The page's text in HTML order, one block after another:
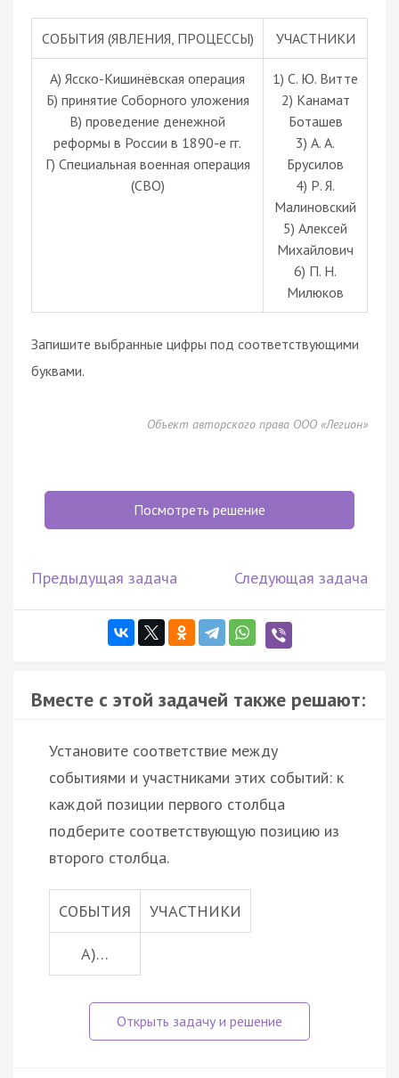
СОБЫТИЯ (ЯВЛЕНИЯ, ПРОЦЕССЫ) УЧАСТНИКИ
А) Ясско-Кишинёвская операция
Б) принятие Соборного уложения
В) проведение денежной
реформы в России в 1890-е гг.
Г) Специальная военная операция
(СВО)
1) С. Ю. Витте
2) Канамат
Боташев
3) А. А.
Брусилов
4) Р. Я.
Малиновский
5) Алексей
Михайлович
6) П. Н.
Милюков
Запишите выбранные цифры под соответствующими
буквами.
Объект авторского права ООО «Легион»
Посмотреть решение
Предыдущая задача Следующая задача
Вместе с этой задачей также решают:
Установите соответствие между
событиями и участниками этих событий: к
каждой позиции первого столбца
подберите соответствующую позицию из
второго столбца.
СОБЫТИЯ УЧАСТНИКИ
А)…